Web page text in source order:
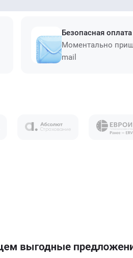
Безопасная оплата
Моментально
mail